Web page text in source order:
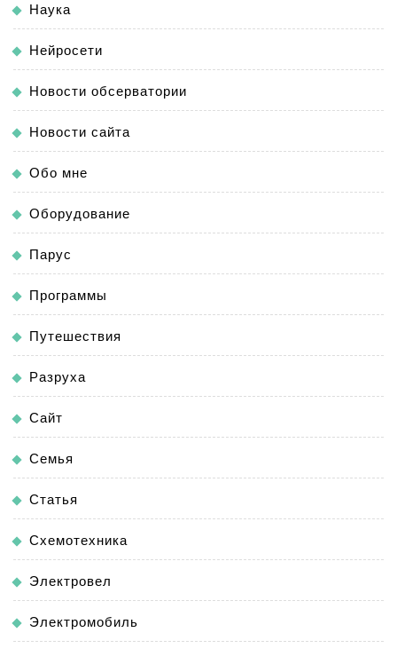
Наука
Нейросети
Новости обсерватории
Новости сайта
Обо мне
Оборудование
Парус
Программы
Путешествия
Разруха
Сайт
Семья
Статья
Схемотехника
Электровел
Электромобиль